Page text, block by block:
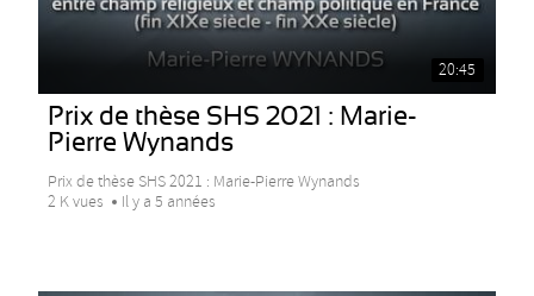
20:45
Prix de thèse SHS 2021 : Marie-
Pierre Wynands
Prix de thèse SHS 2021 : Marie-Pierre Wynands
2 K vues
Il y a 5 années